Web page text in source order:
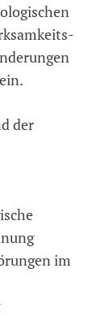
der
im